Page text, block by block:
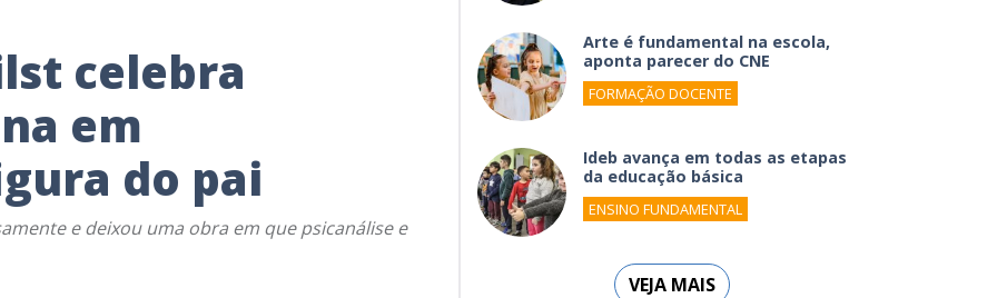
celebra
em
do pai
e deixou uma obra em que psicanálise e
Arte é fundamental na escola,
aponta parecer do CNE
FORMAÇÃO DOCENTE
Ideb avança em todas as etapas
da educação básica
ENSINO FUNDAMENTAL
VEJA MAIS